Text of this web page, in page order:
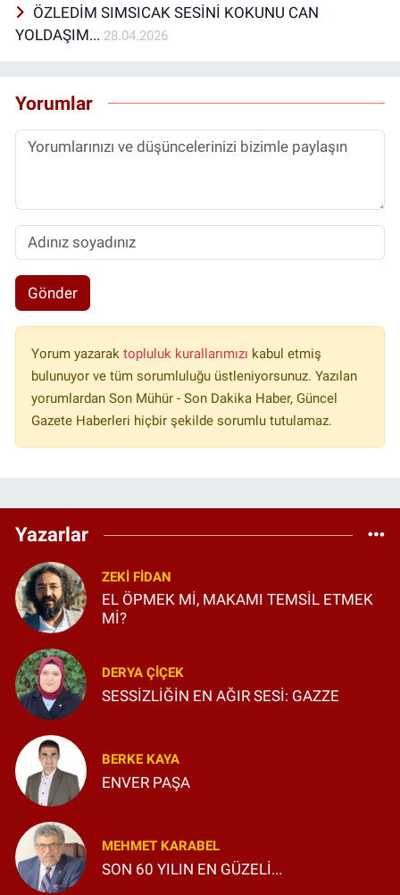
ÖZLEDİM SIMSICAK SESİNİ KOKUNU CAN
YOLDAŞIM... 28.04.2026
Yorumlar
Gönder
Yorum yazarak topluluk kurallarımızı kabul etmiş
bulunuyor ve tüm sorumluluğu üstleniyorsunuz. Yazılan
yorumlardan Son Mühür - Son Dakika Haber, Güncel
Gazete Haberleri hiçbir şekilde sorumlu tutulamaz.
Yazarlar
ZEKI FIDAN
EL ÖPMEK Mİ, MAKAMI TEMSİL ETMEK
Mİ?
DERYA ÇIÇEK
SESSİZLİĞİN EN AĞIR SESİ: GAZZE
BERKE KAYA
ENVER PAŞA
MEHMET KARABEL
SON 60 YILIN EN GÜZELİ...